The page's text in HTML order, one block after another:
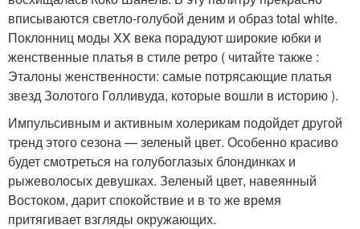
вписываются светло-голубой деним и образ total white.
Поклонниц моды XX века порадуют широкие юбки и
женственные платья в стиле ретро ( читайте также :
Эталоны женственности: самые потрясающие платья
звезд Золотого Голливуда, которые вошли в историю ).
Импульсивным и активным холерикам подойдет другой
тренд этого сезона — зеленый цвет. Особенно красиво
будет смотреться на голубоглазых блондинках и
рыжеволосых девушках. Зеленый цвет, навеянный
Востоком, дарит спокойствие и в то же время
притягивает взгляды окружающих.